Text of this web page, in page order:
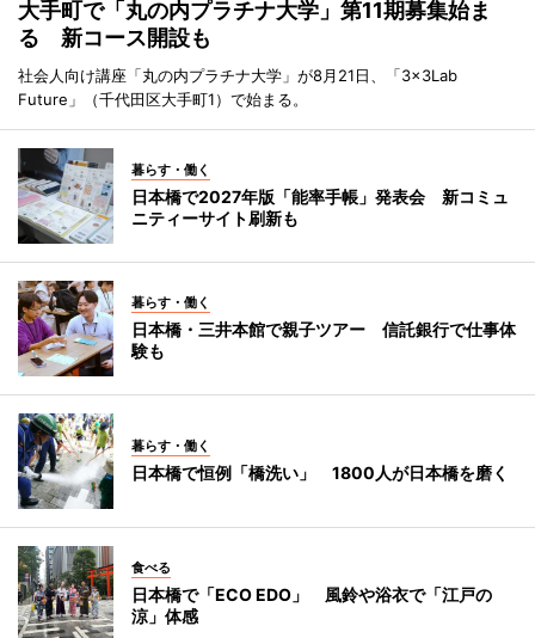
大手町で「丸の内プラチナ大学」第11期募集始ま
る 新コース開設も
社会人向け講座「丸の内プラチナ大学」が8月21日、「3×3Lab
Future」（千代田区大手町1）で始まる。
暮らす・働く
日本橋で2027年版「能率手帳」発表会 新コミュ
ニティーサイト刷新も
暮らす・働く
日本橋・三井本館で親子ツアー 信託銀行で仕事体
験も
暮らす・働く
日本橋で恒例「橋洗い」 1800人が日本橋を磨く
食べる
日本橋で「ECO EDO」 風鈴や浴衣で「江戸の
涼」体感